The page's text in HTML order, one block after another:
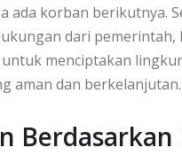
ada korban berikutnya.
dari pemerintah,
menciptakan
aman dan berkelanjutan.
Berdasarkan